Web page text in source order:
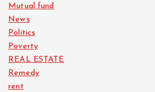
Mutual fund
News
Politics
Poverty
REAL ESTATE
Remedy
rent